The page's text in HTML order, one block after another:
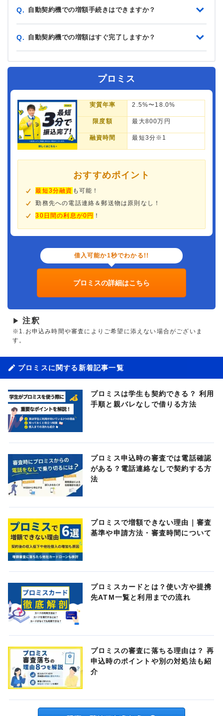
Q. 自動契約機での増額手続きはできますか？
Q. 自動契約機での増額はすぐ完了しますか？
プロミス
実質年率 2.5%〜18.0%
限度額 最大800万円
融資時間 最短3分※1
おすすめポイント
最短3分融資 も可能！
勤務先への電話連絡＆郵送物は原則なし！
30日間の利息が0円 ！
借入可能か1秒でわかる!!
プロミスの詳細はこちら
▶ 注釈
※1.お申込み時間や審査によりご希望に添えない場合がございま
す。
プロミスに関する新着記事一覧
プロミスは学生も契約できる？ 利用
手順と親バレなしで借りる方法
プロミス申込時の審査では電話確認
がある？電話連絡なしで契約する方
法
プロミスで増額できない理由｜審査
基準や申請方法・審査時間について
プロミスカードとは？使い方や提携
先ATM一覧と利用までの流れ
プロミスの審査に落ちる理由は？ 再
申込時のポイントや別の対処法も紹
介